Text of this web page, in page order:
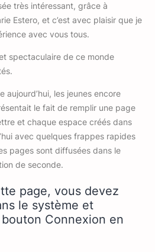
très intéressant, grâce à
Estero, et c’est avec plaisir que je
avec vous tous.
spectaculaire de ce monde
aujourd’hui, les jeunes encore
le fait de remplir une page
et chaque espace créés dans
avec quelques frappes rapides
pages sont diffusées dans le
de seconde.
page, vous devez
le système et
Connexion en